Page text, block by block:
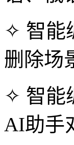
✧ 智能
删除场
✧ 智能
AI助手